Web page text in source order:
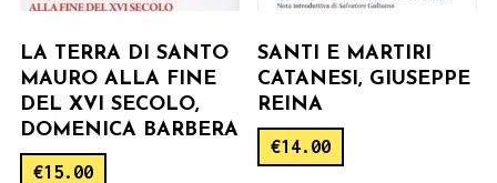
LA TERRA DI SANTO
MAURO ALLA FINE
DEL XVI SECOLO,
DOMENICA BARBERA
€15.00
SANTI E MARTIRI
CATANESI, GIUSEPPE
REINA
€14.00